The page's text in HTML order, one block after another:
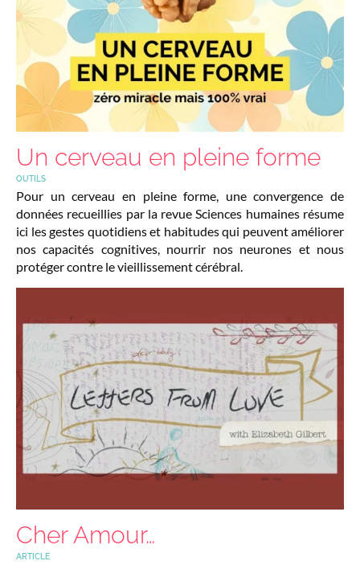
Un cerveau en pleine forme
OUTILS
Pour un cerveau en pleine forme, une convergence de
données recueillies par la revue Sciences humaines résume
ici les gestes quotidiens et habitudes qui peuvent améliorer
nos capacités cognitives, nourrir nos neurones et nous
protéger contre le vieillissement cérébral.
Cher Amour…
ARTICLE